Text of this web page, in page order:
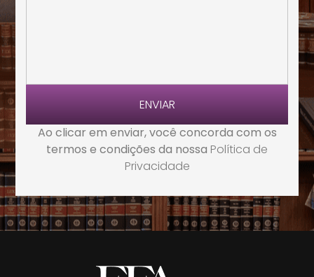
ENVIAR
Ao clicar em enviar, você concorda com os
termos e condições da nossa Política de
Privacidade